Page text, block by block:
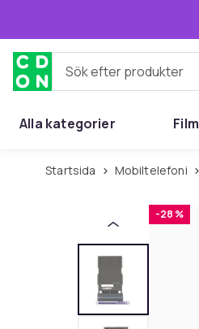
Sök efter produkter
Alla kategorier Film
Startsida Mobiltelefoni
-28 %